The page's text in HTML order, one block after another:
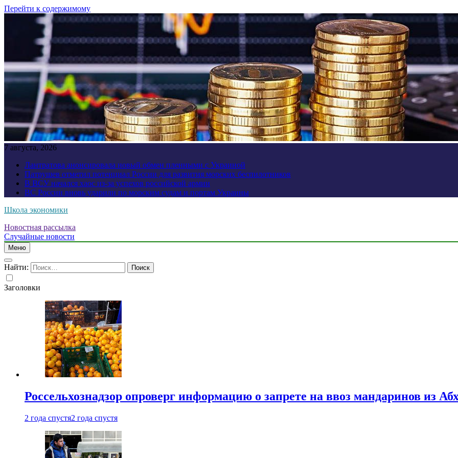
Перейти к содержимому
7 августа, 2026
Лантратова анонсировала новый обмен пленными с Украиной
Патрушев отметил потенциал России для развития морских беспилотников
В ВСУ начался хаос из-за успехов российской армии
ВС России вновь ударили по морским судам и портам Украины
Школа экономики
Новостная рассылка
Случайные новости
Меню
Найти:
Заголовки
Россельхознадзор опроверг информацию о запрете на ввоз мандаринов из
2 года спустя2 года спустя